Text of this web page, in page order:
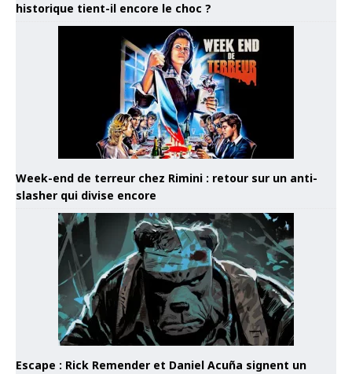
historique tient-il encore le choc ?
Week-end de terreur chez Rimini : retour sur un anti-
slasher qui divise encore
Escape : Rick Remender et Daniel Acuña signent un